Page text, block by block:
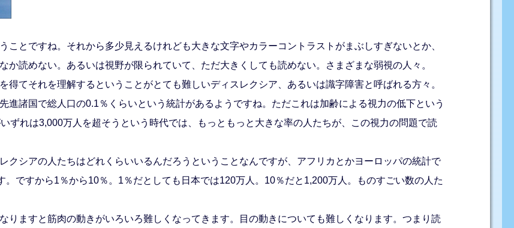
とですね。それから多少見えるけれども大きな文字やカラーコントラストがまぶしすぎないとか、
か読めない。あるいは視野が限られていて、ただ大きくしても読めない。さまざまな弱視の人々。
てそれを理解するということがとても難しいディスレクシア、あるいは識字障害と呼ばれる方々。
進諸国で総人口の0.1％くらいという統計があるようですね。ただこれは加齢による視力の低下という
ずれは3,000万人を超そうという時代では、もっともっと大きな率の人たちが、この視力の問題で読
クシアの人たちはどれくらいいるんだろうということなんですが、アフリカとかヨーロッパの統計で
ですから1％から10％。1％だとしても日本では120万人。10％だと1,200万人。ものすごい数の人た
りますと筋肉の動きがいろいろ難しくなってきます。目の動きについても難しくなります。つまり読